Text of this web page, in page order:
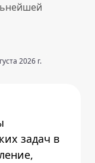
2026 г.
задач в